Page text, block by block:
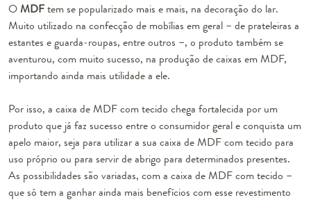
O MDFtem se popularizado mais e mais, na decoração do lar.
Muito utilizado na confecção de mobílias em geral – de prateleiras a
estantes e guarda-roupas, entre outros –, o produto também se
aventurou, com muito sucesso, na produção decaixas em MDF,
importando ainda mais utilidade a ele.
Por isso, a caixa de MDF com tecido chega fortalecida por um
produto que já faz sucesso entre o consumidor geral e conquista um
apelo maior, seja para utilizar a sua caixa de MDF com tecido para
uso próprio ou para servir de abrigo para determinados presentes.
As possibilidades são variadas, com a caixa de MDF com tecido –
que só tem a ganhar ainda mais benefícios com esse revestimento